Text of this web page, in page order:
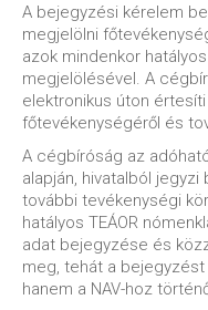
A bejegyzési kérelem
megjelölni
azok mindenkor
megjelölésével. A
elektronikus úton
főtevékenységéről és
A cégbíróság az
alapján, hivatalból
további tevékenységi
hatályos TEÁOR
adat bejegyzése és
meg, tehát a
hanem a NAV-hoz